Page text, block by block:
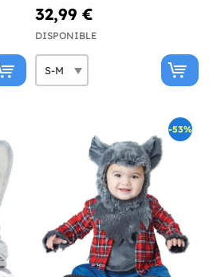
32,99 €
DISPONIBLE
-53%